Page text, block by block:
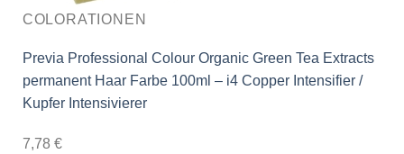
COLORATIONEN
Previa Professional Colour Organic Green Tea Extracts
permanent Haar Farbe 100ml – i4 Copper Intensifier /
Kupfer Intensivierer
7,78 €